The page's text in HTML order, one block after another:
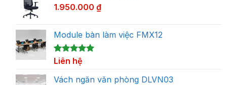
1.950.000 ₫
Module bàn làm việc FMX12
5.00trên 5
dựa trên
1
đánh giá
Liên hệ
Vách ngăn văn phòng DLVN03